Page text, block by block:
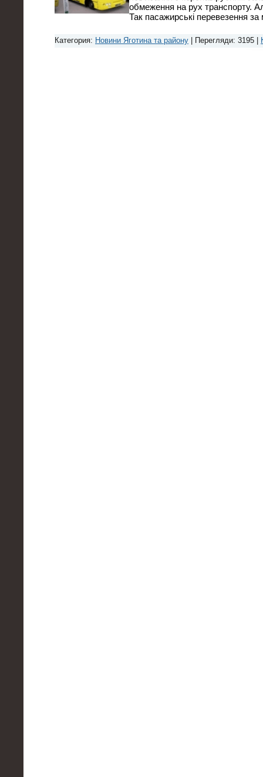
обмеження на рух транспорту.
Так пасажирські перевезення
Категория: Новини Яготина та району | Перегляди: 3195 |